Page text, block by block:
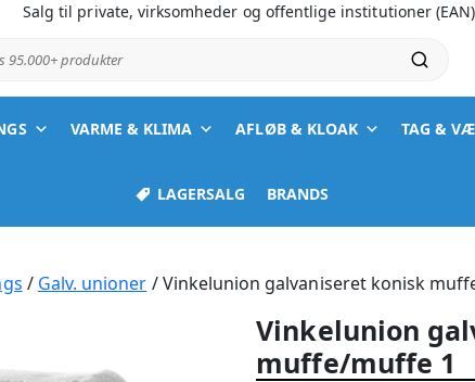
Salg til private, virksomheder og offentlige institutioner (EAN)
95.000+ produkter
VARME & KLIMA AFLØB & KLOAK TAG &
LAGERSALG BRANDS
/ Galv. unioner / Vinkelunion galvaniseret konisk
Vinkelunion
muffe/muffe 1